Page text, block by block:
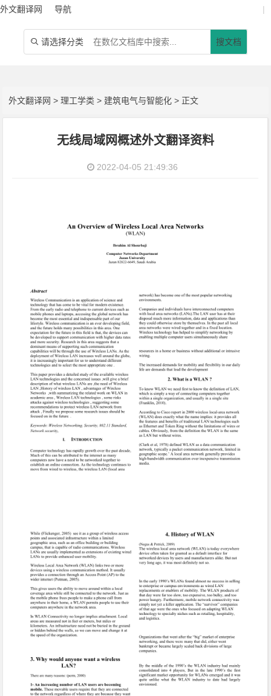
外文翻译网 导航 |
 请选择分类 搜文档
外文翻译网 >理工学类 > 建筑电气与智能化 > 正文
无线局域网概述外文翻译资料
2022-04-05 21:49:36